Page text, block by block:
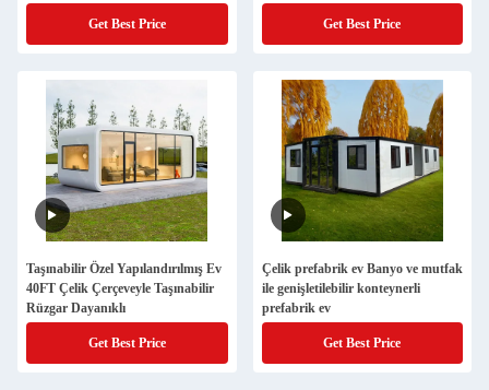
Get Best Price
evi
Get Best Price
Taşınabilir Özel Yapılandırılmış Ev
40FT Çelik Çerçeveyle Taşınabilir
Rüzgar Dayanıklı
Get Best Price
Çelik prefabrik ev Banyo ve mutfak
ile genişletilebilir konteynerli
prefabrik ev
Get Best Price